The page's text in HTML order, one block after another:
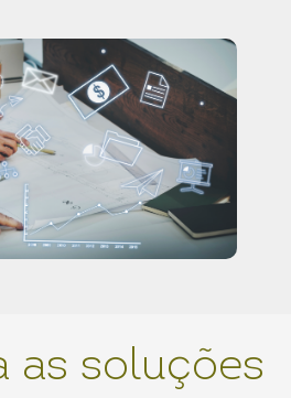
as soluções